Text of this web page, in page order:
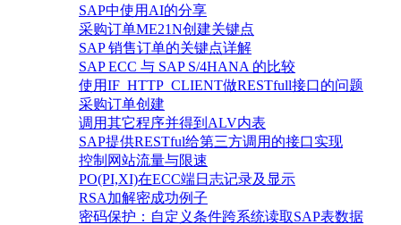
SAP中使用AI的分享
采购订单ME21N创建关键点
SAP 销售订单的关键点详解
SAP ECC 与 SAP S/4HANA 的比较
使用IF_HTTP_CLIENT做RESTfull接口的问题
采购订单创建
调用其它程序并得到ALV内表
SAP提供RESTful给第三方调用的接口实现
控制网站流量与限速
PO(PI,XI)在ECC端日志记录及显示
RSA加解密成功例子
密码保护：自定义条件跨系统读取SAP表数据